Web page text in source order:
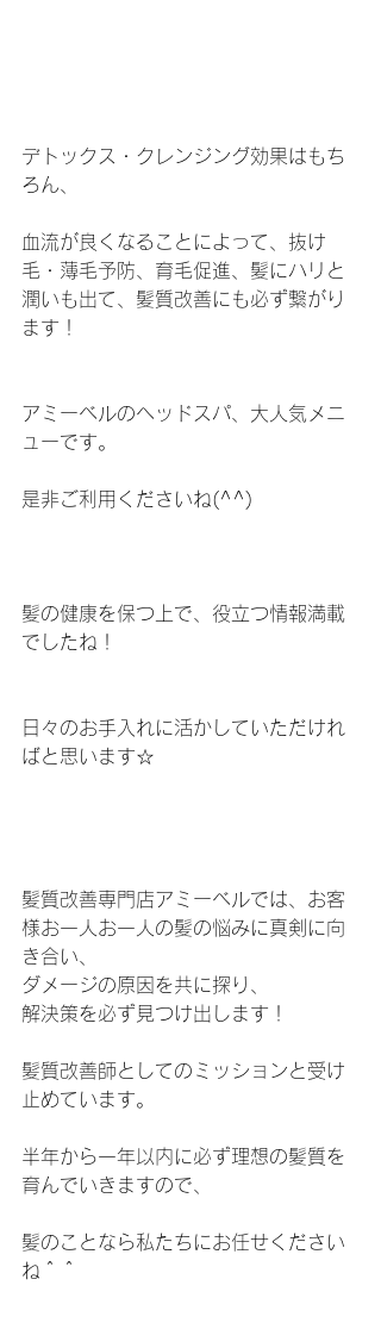
デトックス・クレンジング効果はもち
ろん、
血流が良くなることによって、抜け
毛・薄毛予防、育毛促進、髪にハリと
潤いも出て、髪質改善にも必ず繋がり
ます！
アミーベルのヘッドスパ、大人気メニ
ューです。
是非ご利用くださいね(^^)
髪の健康を保つ上で、役立つ情報満載
でしたね！
日々のお手入れに活かしていただけれ
ばと思います☆
髪質改善専門店アミーベルでは、お客
様お一人お一人の髪の悩みに真剣に向
き合い、
ダメージの原因を共に探り、
解決策を必ず見つけ出します！
髪質改善師としてのミッションと受け
止めています。
半年から一年以内に必ず理想の髪質を
育んでいきますので、
髪のことなら私たちにお任せください
ね＾＾